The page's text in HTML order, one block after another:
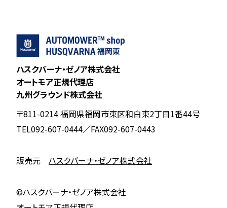
ハスクバーナ・ゼノア株式会社
オートモア正規代理店
九州グラウンド株式会社
〒811-0214 福岡県福岡市東区和白東2丁目1番44号
TEL092-607-0444／FAX092-607-0443
販売元 ハスクバーナ・ゼノア株式会社
©︎ハスクバーナ・ゼノア株式会社